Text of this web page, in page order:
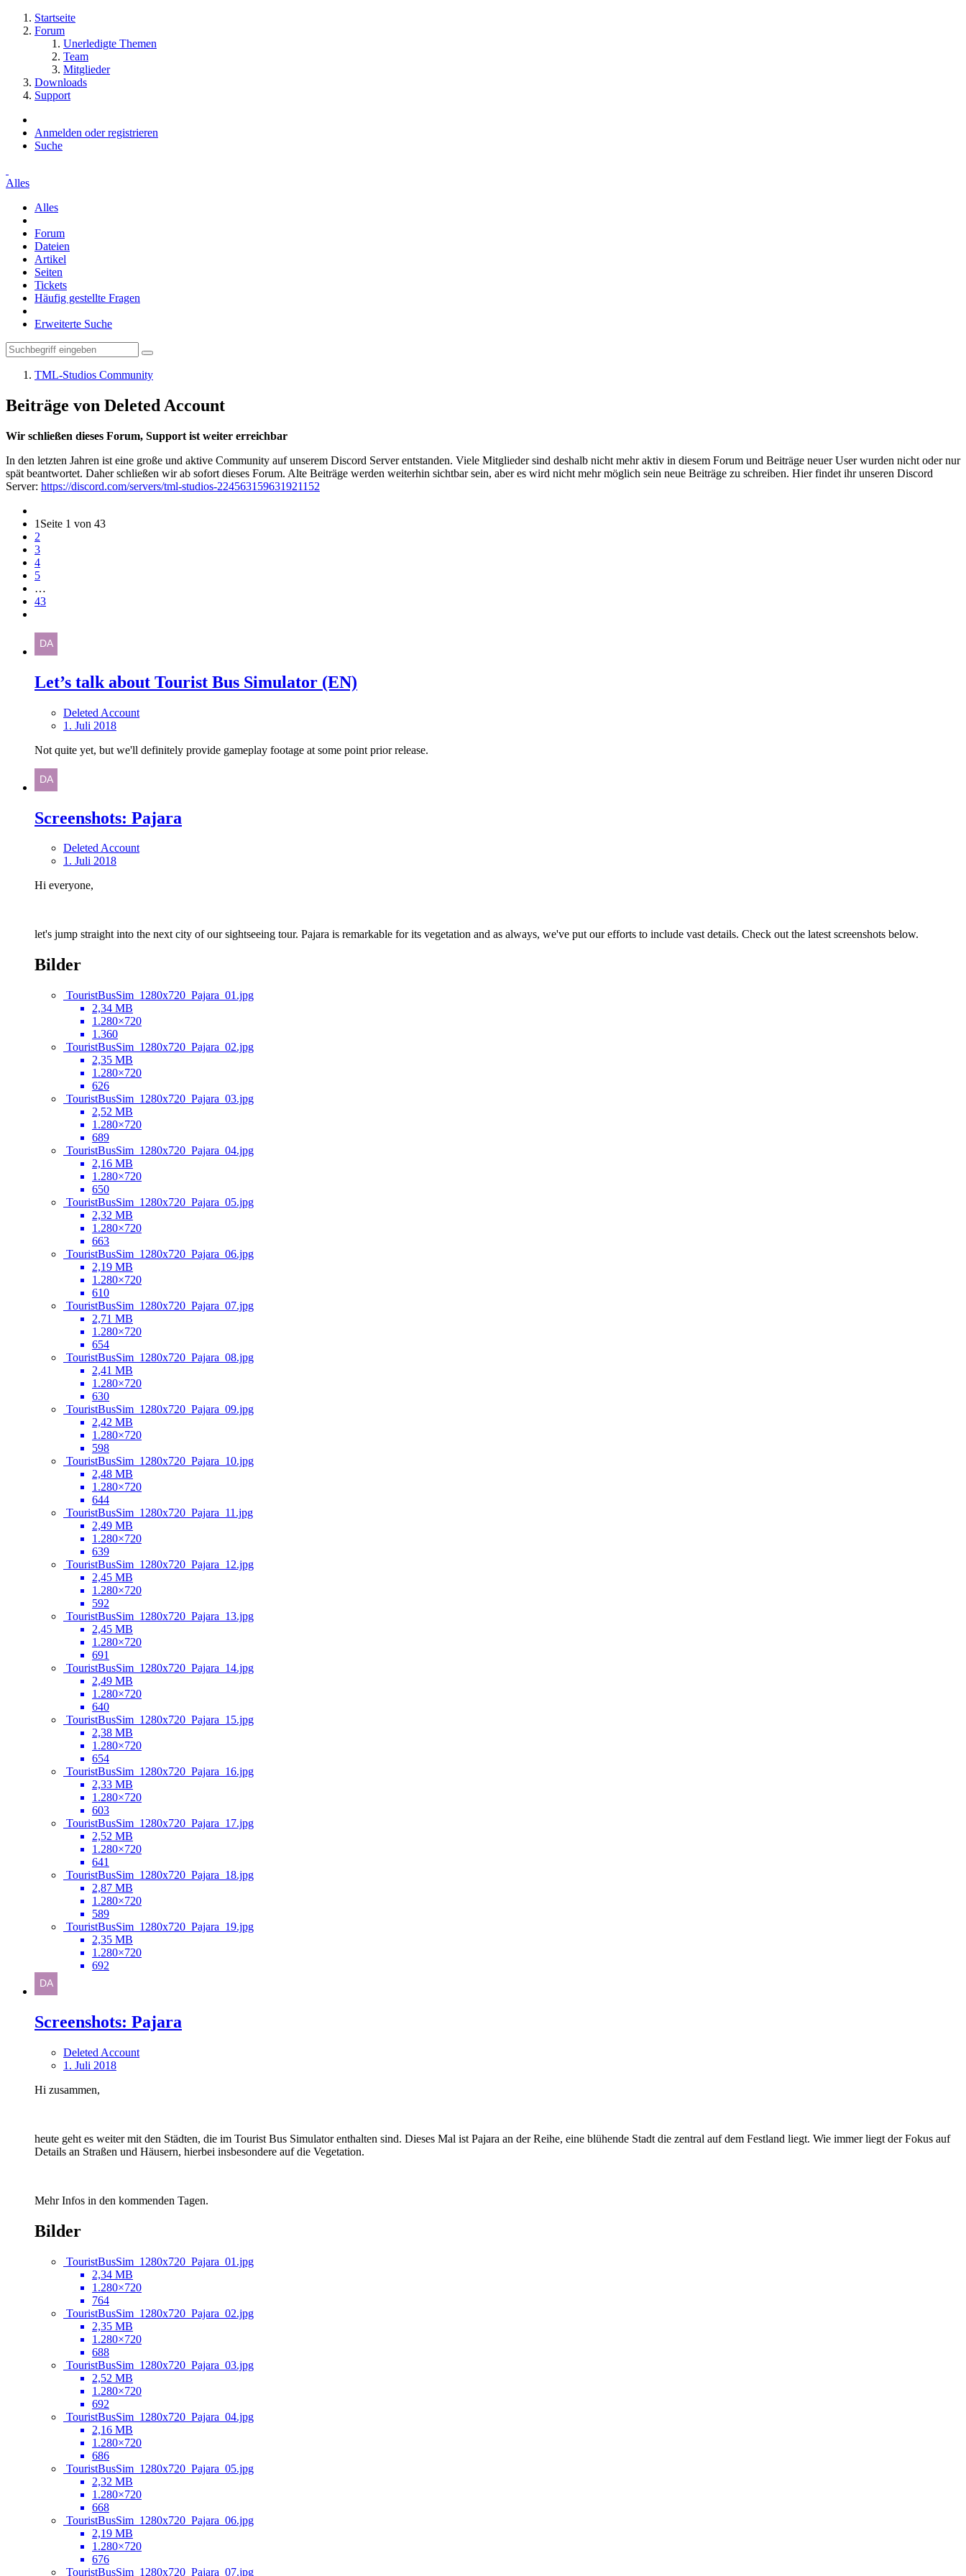
Startseite
Forum
Unerledigte Themen
Team
Mitglieder
Downloads
Support
Anmelden oder registrieren
Suche
Alles
Alles
Forum
Dateien
Artikel
Seiten
Tickets
Häufig gestellte Fragen
Erweiterte Suche
TML-Studios Community
Beiträge von Deleted Account
Wir schließen dieses Forum, Support ist weiter erreichbar
In den letzten Jahren ist eine große und aktive Community auf unserem Discord Server entstanden. Viele Mitglieder sind deshalb nicht mehr aktiv in diesem Forum und Beiträge neuer User wurden nicht oder nur
spät beantwortet. Daher schließen wir ab sofort dieses Forum. Alte Beiträge werden weiterhin sichtbar sein, aber es wird nicht mehr möglich sein neue Beiträge zu schreiben. Hier findet ihr unseren Discord
Server: https://discord.com/servers/tml-studios-224563159631921152
1 Seite 1 von 43
2
3
4
5
…
43
Let’s talk about Tourist Bus Simulator (EN)
Deleted Account
1. Juli 2018
Not quite yet, but we'll definitely provide gameplay footage at some point prior release.
Screenshots: Pajara
Deleted Account
1. Juli 2018
Hi everyone,
let's jump straight into the next city of our sightseeing tour. Pajara is remarkable for its vegetation and as always, we've put our efforts to include vast details. Check out the latest screenshots below.
Bilder
TouristBusSim_1280x720_Pajara_01.jpg
2,34 MB
1.280×720
1.360
TouristBusSim_1280x720_Pajara_02.jpg
2,35 MB
1.280×720
626
TouristBusSim_1280x720_Pajara_03.jpg
2,52 MB
1.280×720
689
TouristBusSim_1280x720_Pajara_04.jpg
2,16 MB
1.280×720
650
TouristBusSim_1280x720_Pajara_05.jpg
2,32 MB
1.280×720
663
TouristBusSim_1280x720_Pajara_06.jpg
2,19 MB
1.280×720
610
TouristBusSim_1280x720_Pajara_07.jpg
2,71 MB
1.280×720
654
TouristBusSim_1280x720_Pajara_08.jpg
2,41 MB
1.280×720
630
TouristBusSim_1280x720_Pajara_09.jpg
2,42 MB
1.280×720
598
TouristBusSim_1280x720_Pajara_10.jpg
2,48 MB
1.280×720
644
TouristBusSim_1280x720_Pajara_11.jpg
2,49 MB
1.280×720
639
TouristBusSim_1280x720_Pajara_12.jpg
2,45 MB
1.280×720
592
TouristBusSim_1280x720_Pajara_13.jpg
2,45 MB
1.280×720
691
TouristBusSim_1280x720_Pajara_14.jpg
2,49 MB
1.280×720
640
TouristBusSim_1280x720_Pajara_15.jpg
2,38 MB
1.280×720
654
TouristBusSim_1280x720_Pajara_16.jpg
2,33 MB
1.280×720
603
TouristBusSim_1280x720_Pajara_17.jpg
2,52 MB
1.280×720
641
TouristBusSim_1280x720_Pajara_18.jpg
2,87 MB
1.280×720
589
TouristBusSim_1280x720_Pajara_19.jpg
2,35 MB
1.280×720
692
Screenshots: Pajara
Deleted Account
1. Juli 2018
Hi zusammen,
heute geht es weiter mit den Städten, die im Tourist Bus Simulator enthalten sind. Dieses Mal ist Pajara an der Reihe, eine blühende Stadt die zentral auf dem Festland liegt. Wie immer liegt der Fokus auf
Details an Straßen und Häusern, hierbei insbesondere auf die Vegetation.
Mehr Infos in den kommenden Tagen.
Bilder
TouristBusSim_1280x720_Pajara_01.jpg
2,34 MB
1.280×720
764
TouristBusSim_1280x720_Pajara_02.jpg
2,35 MB
1.280×720
688
TouristBusSim_1280x720_Pajara_03.jpg
2,52 MB
1.280×720
692
TouristBusSim_1280x720_Pajara_04.jpg
2,16 MB
1.280×720
686
TouristBusSim_1280x720_Pajara_05.jpg
2,32 MB
1.280×720
668
TouristBusSim_1280x720_Pajara_06.jpg
2,19 MB
1.280×720
676
TouristBusSim_1280x720_Pajara_07.jpg